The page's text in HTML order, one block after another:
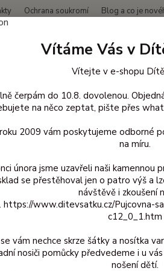
Ochrana soukromí Blog a co je
ženy Merino legíny Manymonths
dámské
Vítáme Vás v
Vítejte v e-shopu
čerpám do 10.8. dovolenou.
na něco zeptat, pište přes
2009 vám poskytujeme odborné
na míru.
února jsme uzavřeli naši kamennou
se přestěhoval jen o patro výš a
návštěvě i zkoušení
https://www.ditevsatku.cz/Pujcovna-
c12_0_1.htm
vám nechce skrze šátky a nosítka
nosiči pomůcky předvedeme i u
nošení dětí.